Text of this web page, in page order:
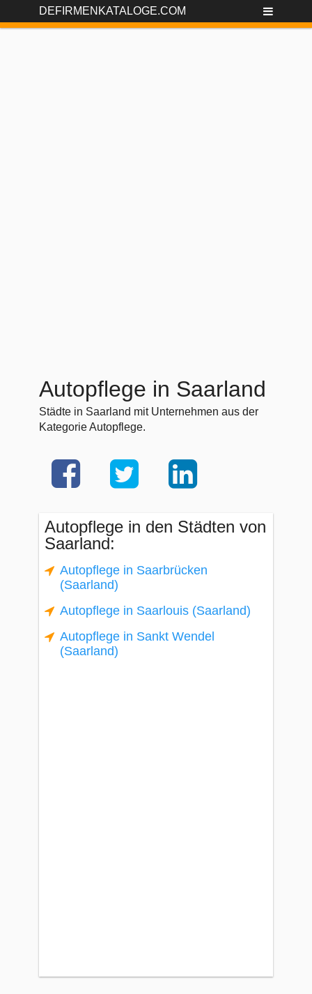
DEFIRMENKATALOGE.COM
Autopflege in Saarland
Städte in Saarland mit Unternehmen aus der
Kategorie Autopflege.
Autopflege in den Städten von
Saarland:
Autopflege in Saarbrücken
(Saarland)
Autopflege in Saarlouis (Saarland)
Autopflege in Sankt Wendel
(Saarland)